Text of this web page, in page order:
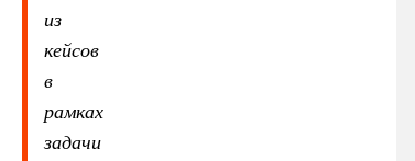
из
кейсов
в
рамках
задачи